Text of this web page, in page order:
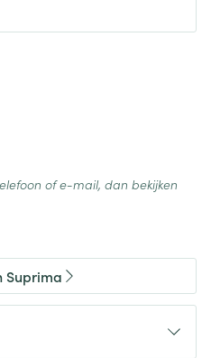
of e-mail, dan bekijken
Suprima